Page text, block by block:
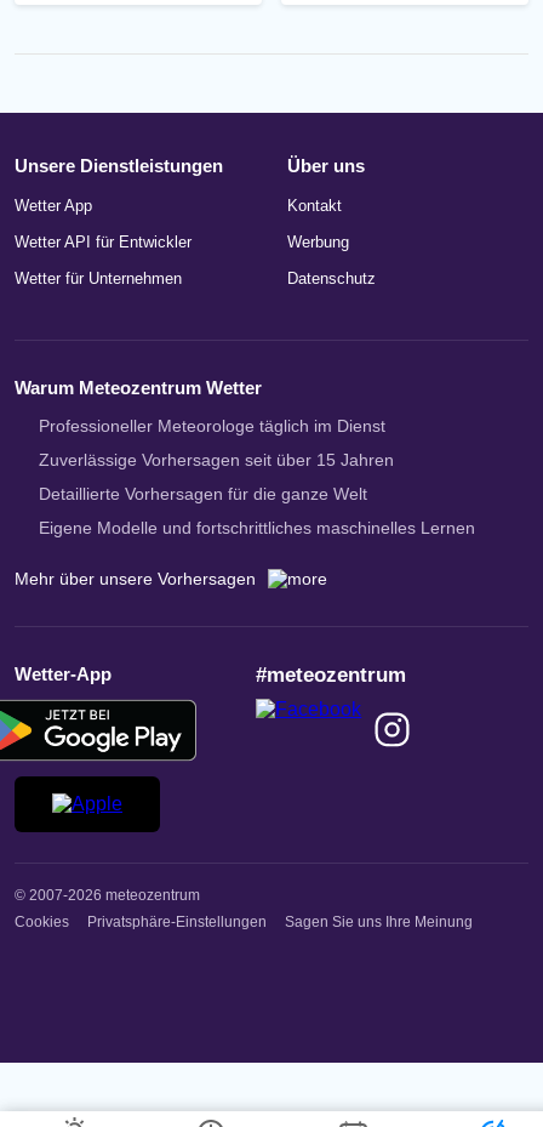
Unsere Dienstleistungen
Wetter App
Wetter API für Entwickler
Wetter für Unternehmen
Über uns
Kontakt
Werbung
Datenschutz
Warum Meteozentrum Wetter
Professioneller Meteorologe täglich im Dienst
Zuverlässige Vorhersagen seit über 15 Jahren
Detaillierte Vorhersagen für die ganze Welt
Eigene Modelle und fortschrittliches maschinelles Lernen
Mehr über unsere Vorhersagen
Wetter-App #meteozentrum
© 2007-2026 meteozentrum
Cookies
Privatsphäre-Einstellungen Sagen Sie uns Ihre Meinung